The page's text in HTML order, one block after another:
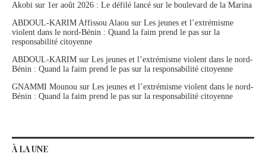
Akobi sur 1er août 2026 : Le défilé lancé sur le boulevard de la Marina
ABDOUL-KARIM Affissou Alaou sur Les jeunes et l’extrémisme
violent dans le nord-Bénin : Quand la faim prend le pas sur la
responsabilité citoyenne
ABDOUL-KARIM sur Les jeunes et l’extrémisme violent dans le nord-
Bénin : Quand la faim prend le pas sur la responsabilité citoyenne
GNAMMI Mounou sur Les jeunes et l’extrémisme violent dans le nord-
Bénin : Quand la faim prend le pas sur la responsabilité citoyenne
À LA UNE